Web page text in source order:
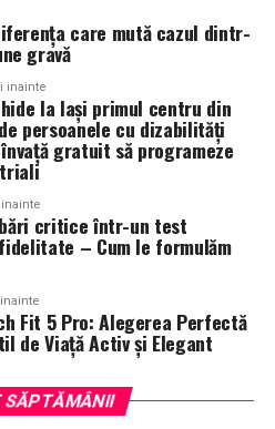
HOUSE; CLAUMAR
DE ȘTIINȚE AGRONOMICE
BUCUREȘTI
SRL; KGM BUCUREȘTI
LUXURY RESORT –
& BENOWITZ GALLERY;
„România Zâmbește”.
.
–
:VIRGIN RADIO ROMANIA
care mută cazul dintr-
gravă
inainte
la Iași primul centru din
persoanele cu dizabilități
gratuit să programeze
critice într-un test
– Cum le formulăm
Fit 5 Pro: Alegerea Perfectă
de Viață Activ și Elegant
SĂPTĂMÂNII